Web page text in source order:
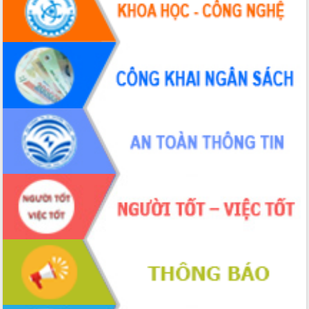
Hội thảo khoa học “Giải pháp thúc đẩy
phát triển nền kinh tế xanh tại tỉnh
Đắk Lắk”
Tăng cường giám sát, đôn đốc thực
hiện nhiệm vụ quản lý tài sản công
hàng tuần
Tháo gỡ những vướng mắc, đẩy mạnh
công tác cải cách thủ tục hành chính
tại Trung tâm Phục vụ hành chính
công tỉnh
Đắk Lắk: Tôn vinh 46 giải pháp tại Hội
thi Sáng tạo Kỹ thuật 2024 - 2025
Đắk Lắk rà soát, điều chỉnh Đề án 190
về phát triển nuôi trồng thủy sản
Phó Chủ tịch UBND tỉnh Đắk Lắk
Trương Công Thái kiểm tra thực địa
Dự án cao tốc Khánh Hòa - Buôn Ma
Thuột
Định vị cà phê Việt Nam như một “di
sản sống” trong dòng chảy toàn cầu